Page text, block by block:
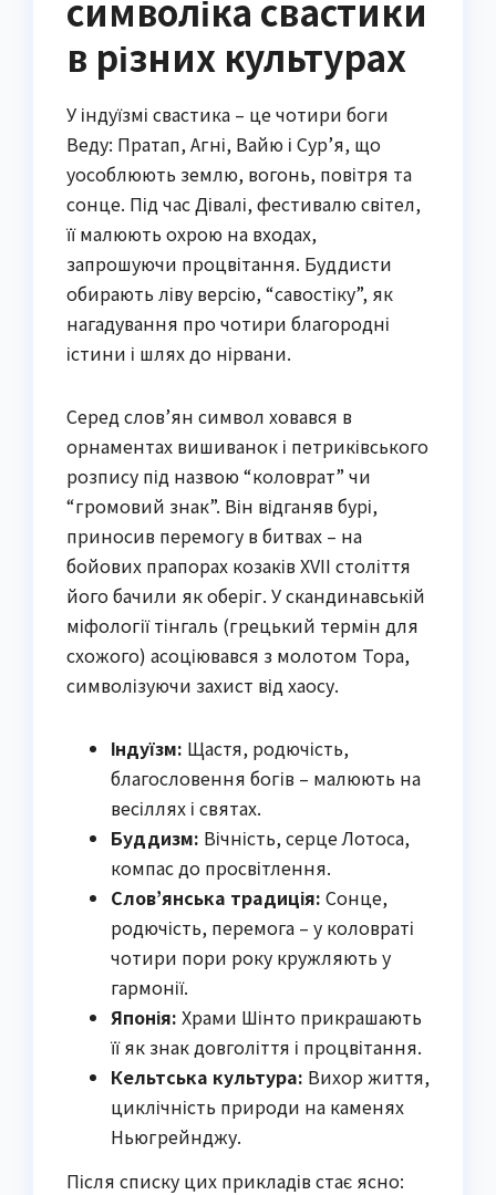
символіка свастики
в різних культурах
У індуїзмі свастика – це чотири боги
Веду: Пратап, Агні, Вайю і Сур’я, що
уособлюють землю, вогонь, повітря та
сонце. Під час Дівалі, фестивалю світел,
її малюють охрою на входах,
запрошуючи процвітання. Буддисти
обирають ліву версію, “савостіку”, як
нагадування про чотири благородні
істини і шлях до нірвани.
Серед слов’ян символ ховався в
орнаментах вишиванок і петриківського
розпису під назвою “коловрат” чи
“громовий знак”. Він відганяв бурі,
приносив перемогу в битвах – на
бойових прапорах козаків ХVII століття
його бачили як оберіг. У скандинавській
міфології тінгаль (грецький термін для
схожого) асоціювався з молотом Тора,
символізуючи захист від хаосу.
Індуїзм: Щастя, родючість,
благословення богів – малюють на
весіллях і святах.
Буддизм: Вічність, серце Лотоса,
компас до просвітлення.
Слов’янська традиція: Сонце,
родючість, перемога – у коловраті
чотири пори року кружляють у
гармонії.
Японія: Храми Шінто прикрашають
її як знак довголіття і процвітання.
Кельтська культура: Вихор життя,
циклічність природи на каменях
Ньюгрейнджу.
Після списку цих прикладів стає ясно: